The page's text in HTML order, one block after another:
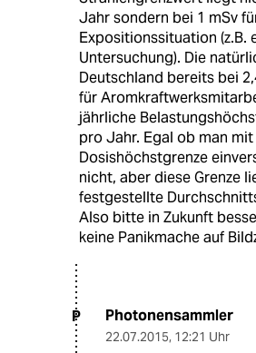
Jahr sondern bei 1 mSv
Expositionssituation (z.B.
Untersuchung). Die
Deutschland bereits bei
für
jährliche
pro Jahr. Egal ob man
Dosishöchstgrenze
nicht, aber diese Grenze
festgestellte
Also bitte in Zukunft
keine Panikmache auf
P Photonensammler
22.07.2015, 12:21 Uhr